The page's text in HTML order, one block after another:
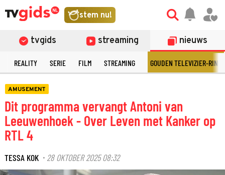
stem nu!
tvgids streaming nieuws
REALITY SERIE FILM STREAMING GOUDEN TELEVIZIER-RING
AMUSEMENT
Dit programma vervangt Antoni van
Leeuwenhoek - Over Leven met Kanker op
RTL 4
TESSA KOK · 28 OKTOBER 2025 08:32